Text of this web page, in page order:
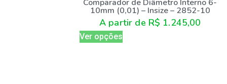
Comparador de Diâmetro Interno 6-
10mm (0,01) – Insize – 2852-10
A partir de R$ 1.245,00
Ver opções